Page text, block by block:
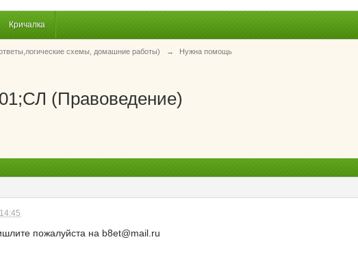
Кричалка
схемы, домашние работы) → Нужна помощь
(Правоведение)
пожалуйста на b8et@mail.ru